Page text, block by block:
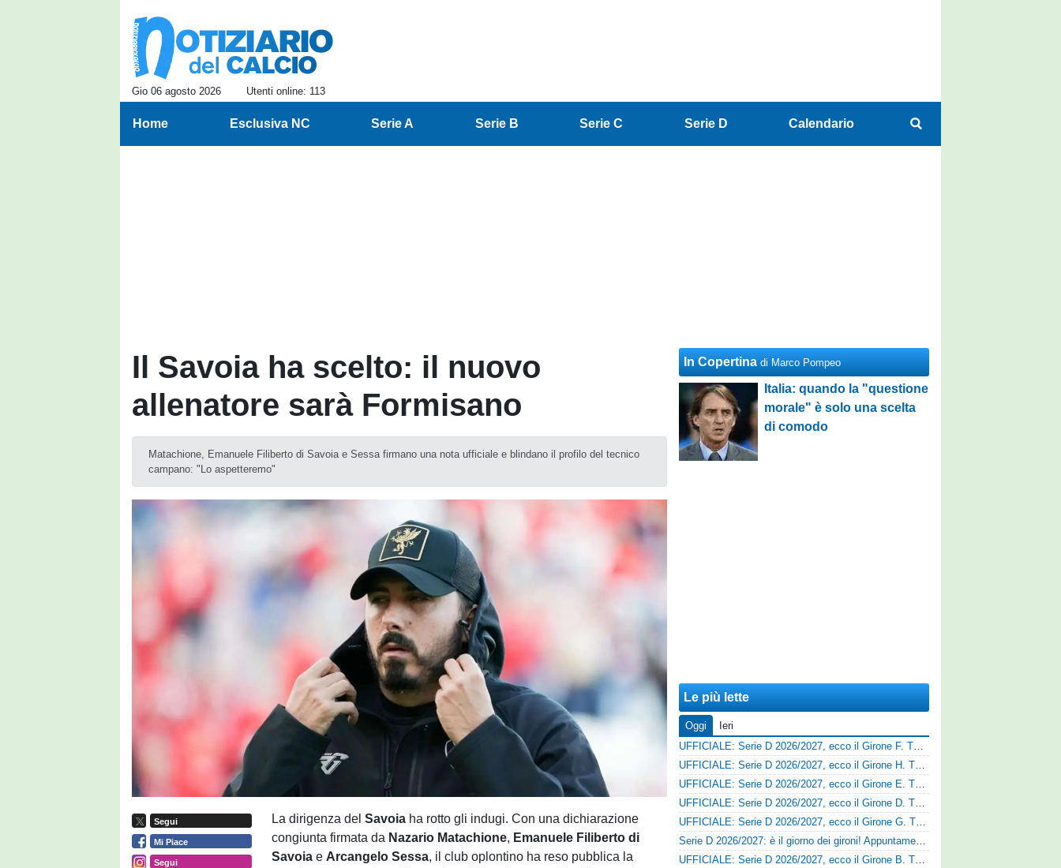
Gio 06 agosto 2026 Utenti online: 113
Home Esclusiva NC Serie A Serie B Serie C Serie D Calendario
Il Savoia ha scelto: il nuovo
allenatore sarà Formisano
Matachione, Emanuele Filiberto di Savoia e Sessa firmano una nota ufficiale e blindano il profilo del tecnico
campano: "Lo aspetteremo"
Segui
Mi Piace
Segui
La dirigenza delSavoia ha rotto gli indugi. Con una dichiarazione
congiunta firmata da Nazario Matachione, Emanuele Filiberto di
Savoia e Arcangelo Sessa, il club oplontino ha reso pubblica la
In Copertina di Marco Pompeo
Italia: quando la "questione
morale" è solo una scelta
di comodo
Le più lette
Oggi
Ieri
UFFICIALE: Serie D 2026/2027, ecco il Girone F. Tutte le squadre
UFFICIALE: Serie D 2026/2027, ecco il Girone H. Tutte le squadre
UFFICIALE: Serie D 2026/2027, ecco il Girone E. Tutte le squadre
UFFICIALE: Serie D 2026/2027, ecco il Girone D. Tutte le squadre
UFFICIALE: Serie D 2026/2027, ecco il Girone G. Tutte le squadre
Serie D 2026/2027: è il giorno dei gironi! Appuntamento fissato
UFFICIALE: Serie D 2026/2027, ecco il Girone B. Tutte le squadre